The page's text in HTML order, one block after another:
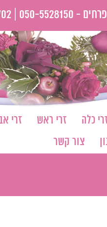
-
050-5528150 |
כלה זרי ראש זרי
צור קשר